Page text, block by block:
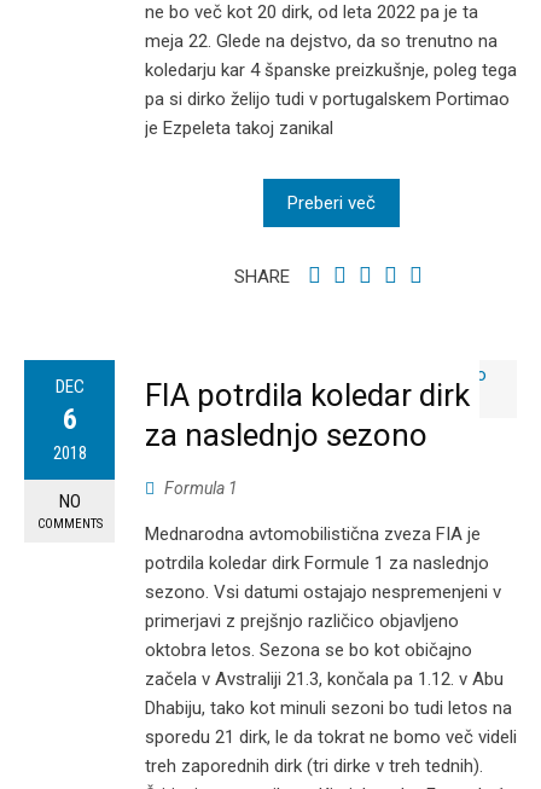
ne bo več kot 20 dirk, od leta 2022 pa je ta
meja 22. Glede na dejstvo, da so trenutno na
koledarju kar 4 španske preizkušnje, poleg tega
pa si dirko želijo tudi v portugalskem Portimao
je Ezpeleta takoj zanikal
Preberi več
SHARE
DEC
6
2018
NO
COMMENTS
FIA potrdila koledar dirk
za naslednjo sezono
Formula 1
Mednarodna avtomobilistična zveza FIA je
potrdila koledar dirk Formule 1 za naslednjo
sezono. Vsi datumi ostajajo nespremenjeni v
primerjavi z prejšnjo različico objavljeno
oktobra letos. Sezona se bo kot običajno
začela v Avstraliji 21.3, končala pa 1.12. v Abu
Dhabiju, tako kot minuli sezoni bo tudi letos na
sporedu 21 dirk, le da tokrat ne bomo več videli
treh zaporednih dirk (tri dirke v treh tednih).